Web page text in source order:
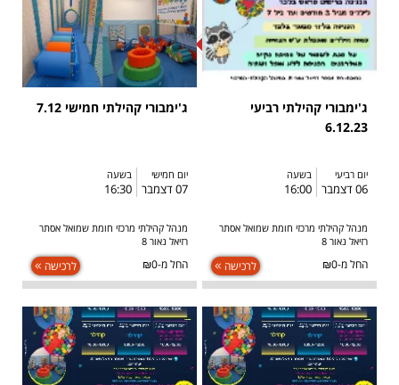
ג'ימבורי קהילתי רביעי
6.12.23
SOLD OUT
יום רביעי
06 דצמבר
בשעה
16:00
מנהל קהילתי מרכזי חומת שמואל אסתר
רזיאל נאור 8
החל מ-₪0 לרכישה
ג'ימבורי קהילתי חמישי 7.12
יום חמישי
07 דצמבר
בשעה
16:30
מנהל קהילתי מרכזי חומת שמואל אסתר
רזיאל נאור 8
החל מ-₪0 לרכישה